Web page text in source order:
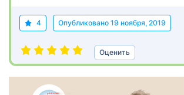
4 Опубликовано 19 ноября, 2019
Оценить